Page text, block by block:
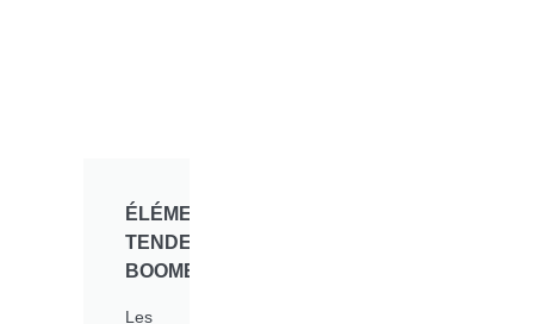
ÉLÉMENTS
TENDEURS
BOOMERANG
Les